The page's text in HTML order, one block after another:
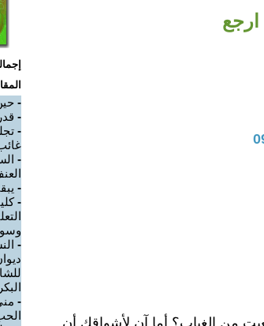
ارجع
من الغياب؟ أما آن لأشواقك أن
-
-
-
-
-
-
-
-